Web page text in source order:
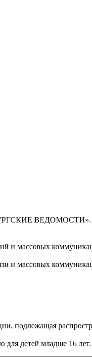
ВЕДОМОСТИ».
и массовых
и массовых
подлежащая
для детей младше 16 лет.